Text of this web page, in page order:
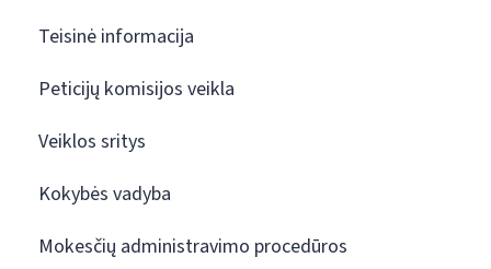
Teisinė informacija
Peticijų komisijos veikla
Veiklos sritys
Kokybės vadyba
Mokesčių administravimo procedūros